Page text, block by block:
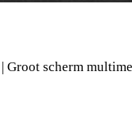
scherm